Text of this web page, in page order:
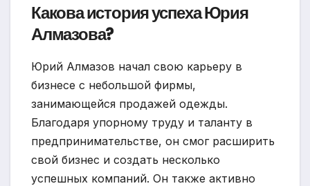
Какова история успеха Юрия
Алмазова?
Юрий Алмазов начал свою карьеру в
бизнесе с небольшой фирмы,
занимающейся продажей одежды.
Благодаря упорному труду и таланту в
предпринимательстве, он смог расширить
свой бизнес и создать несколько
успешных компаний. Он также активно